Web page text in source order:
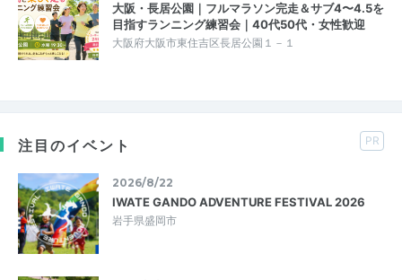
大阪・長居公園｜フルマラソン完走＆サブ4〜4.5を
目指すランニング練習会｜40代50代・女性歓迎
大阪府大阪市東住吉区長居公園１－１
注目のイベント PR
2026/8/22
IWATE GANDO ADVENTURE FESTIVAL 2026
岩手県盛岡市